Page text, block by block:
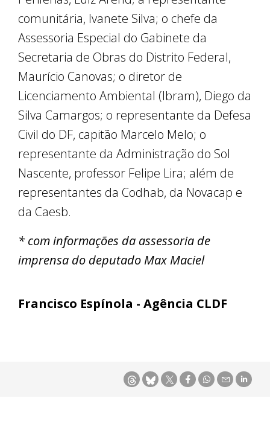
comunitária, Ivanete Silva; o chefe da
Assessoria Especial do Gabinete da
Secretaria de Obras do Distrito Federal,
Maurício Canovas; o diretor de
Licenciamento Ambiental (Ibram), Diego da
Silva Camargos; o representante da Defesa
Civil do DF, capitão Marcelo Melo; o
representante da Administração do Sol
Nascente, professor Felipe Lira; além de
representantes da Codhab, da Novacap e
da Caesb.
* com informações da assessoria de
imprensa do deputado Max Maciel
Francisco Espínola - Agência CLDF